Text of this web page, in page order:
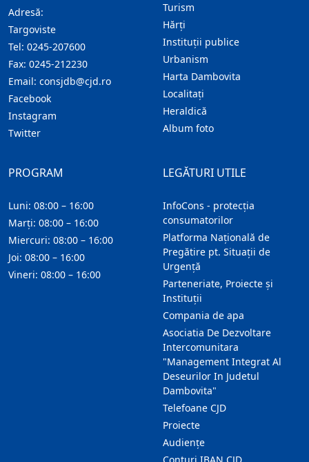
Adresă:
Targoviste
Tel: 0245-207600
Fax: 0245-212230
Email: consjdb@cjd.ro
Facebook
Instagram
Twitter
Turism
Hărţi
Instituţii publice
Urbanism
Harta Dambovita
Localitaţi
Heraldică
Album foto
LEGĂTURI UTILE
InfoCons - protecția
consumatorilor
Platforma Națională de
Pregătire pt. Situații de
Urgență
Parteneriate, Proiecte și
Instituții
Compania de apa
Asociatia De Dezvoltare
Intercomunitara
"Management Integrat Al
Deseurilor In Judetul
Dambovita"
Telefoane CJD
Proiecte
Audienţe
PROGRAM
Luni: 08:00 – 16:00
Marți: 08:00 – 16:00
Miercuri: 08:00 – 16:00
Joi: 08:00 – 16:00
Vineri: 08:00 – 16:00